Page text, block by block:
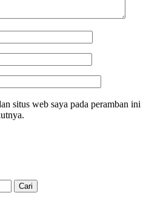
situs web saya pada peramban ini